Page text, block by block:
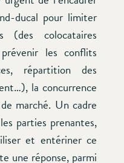
ducal pour limiter
(des colocataires
les conflits
répartition des
la concurrence
marché. Un cadre
parties prenantes,
et entériner ce
une réponse, parmi